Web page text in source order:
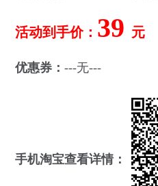
活动到手价： 39 元
优惠券： ---无---
手机淘宝查看详情：